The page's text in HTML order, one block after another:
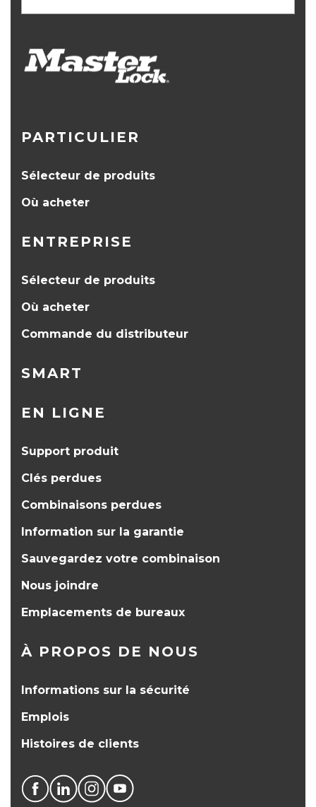
PARTICULIER
Sélecteur de produits
Où acheter
ENTREPRISE
Sélecteur de produits
Où acheter
Commande du distributeur
SMART
EN LIGNE
Support produit
Clés perdues
Combinaisons perdues
Information sur la garantie
Sauvegardez votre combinaison
Nous joindre
Emplacements de bureaux
À PROPOS DE NOUS
Informations sur la sécurité
Emplois
Histoires de clients